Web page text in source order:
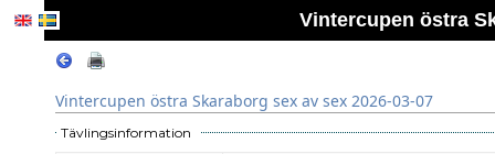
Vintercupen östra
Vintercupen östra Skaraborg sex av sex 2026-03-07
Tävlingsinformation